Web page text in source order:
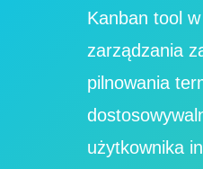
Kanban tool
zarządzania
pilnowania
użytkownika